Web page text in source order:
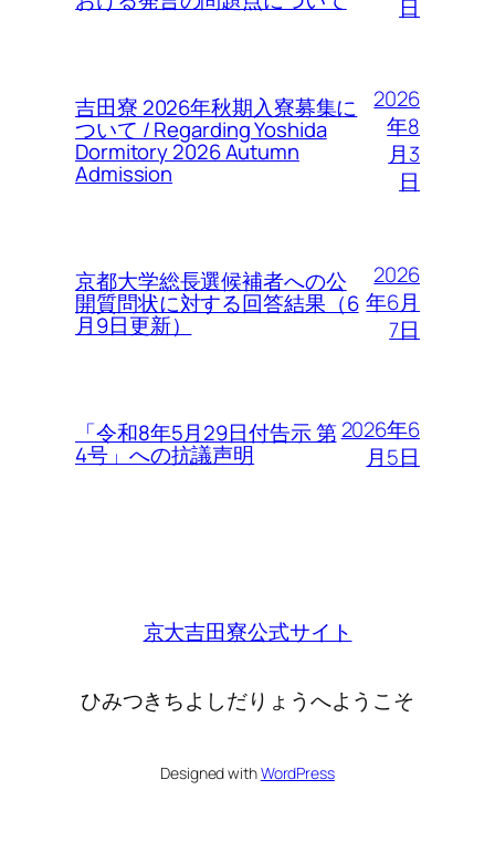
日
吉田寮 2026年秋期入寮募集に
ついて / Regarding Yoshida
Dormitory 2026 Autumn
Admission
2026
年8
月3
日
京都大学総長選候補者への公
開質問状に対する回答結果（6
月9日更新）
2026
年6月
7日
「令和8年5月29日付告示 第
4号」への抗議声明
2026年6
月5日
京大吉田寮公式サイト
ひみつきちよしだりょうへようこそ
Designed withWordPress